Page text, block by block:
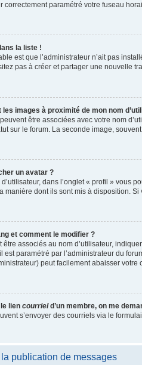
correctement paramétré votre fuseau
la liste !
est que l’administrateur n’ait pas
pas à créer et partager une nouvelle
images à proximité de mon nom
être associées avec votre nom
sur le forum. La seconde image,
un avatar ?
dans l’onglet « profil » vous
manière dont ils sont mis à disposition.
et comment le modifier ?
être associés au nom d’utilisateur,
est paramétré par l’administrateur du
peut facilement abaisser votre
lien courrield’un membre, on me
s’envoyer des courriels via le
publication de messages